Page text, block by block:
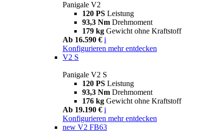
Panigale V2
120 PS Leistung
93,3 Nm Drehmoment
179 kg Gewicht ohne Kraftstoff
Ab 16.590 € i
Konfigurieren mehr entdecken
V2 S
Panigale V2 S
120 PS Leistung
93,3 Nm Drehmoment
176 kg Gewicht ohne Kraftstoff
Ab 19.190 € i
Konfigurieren mehr entdecken
new V2 FB63